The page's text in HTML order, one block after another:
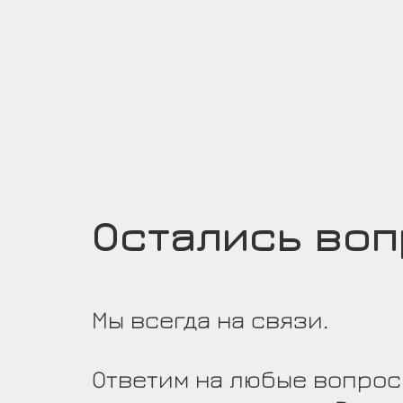
Остались
Мы всегда на связи.
Ответим на любые